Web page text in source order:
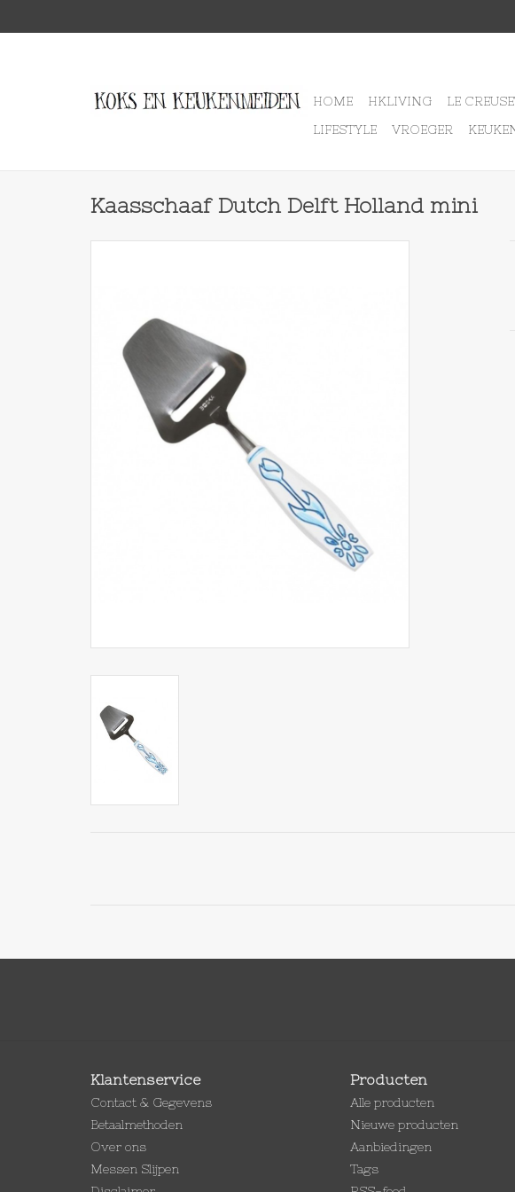
HOME HKLIVING LE
LIFESTYLE
VROEGER
Kaasschaaf Dutch Delft Holland mini
Klantenservice
Contact & Gegevens
Betaalmethoden
Over ons
Messen Slijpen
Producten
Alle producten
Nieuwe producten
Aanbiedingen
Tags